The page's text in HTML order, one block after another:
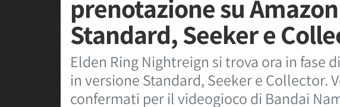
prenotazione su
Standard, Seeker e
Elden Ring Nightreign si trova ora in fase
in versione Standard, Seeker e Collector.
confermati per il videogioco di Bandai